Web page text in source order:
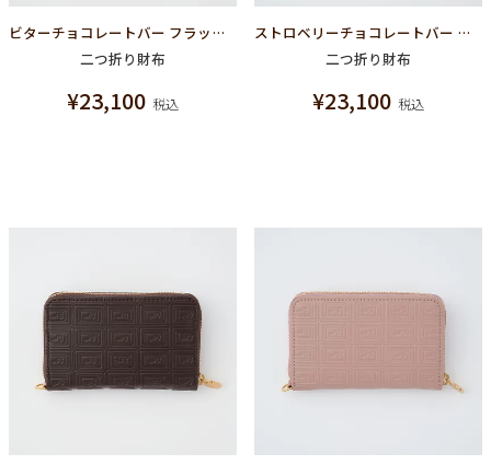
ビターチョコレートバー フラップショートウォレット（財布）
二つ折り財布
¥23,100 税込
ストロベリーチョコレートバー フラップショートウォレット（財布）
二つ折り財布
¥23,100 税込